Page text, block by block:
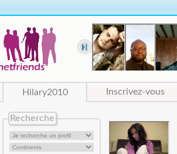
Hilary2010 Inscrivez-vous
Recherche